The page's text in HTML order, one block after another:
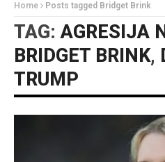
Home Posts tagged Bridget Brink
TAG:AGRESIJA
BRIDGET BRINK,
TRUMP